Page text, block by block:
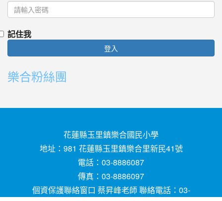
記住我
登入
樂合粉絲團
花蓮縣玉里鎮樂合國民小學
地址：981 花蓮縣玉里鎮樂合里新民41號
電話：03-8886087
傳真：03-8886097
個資保護聯絡窗口 蔡昇峰老師 聯絡電話：03-